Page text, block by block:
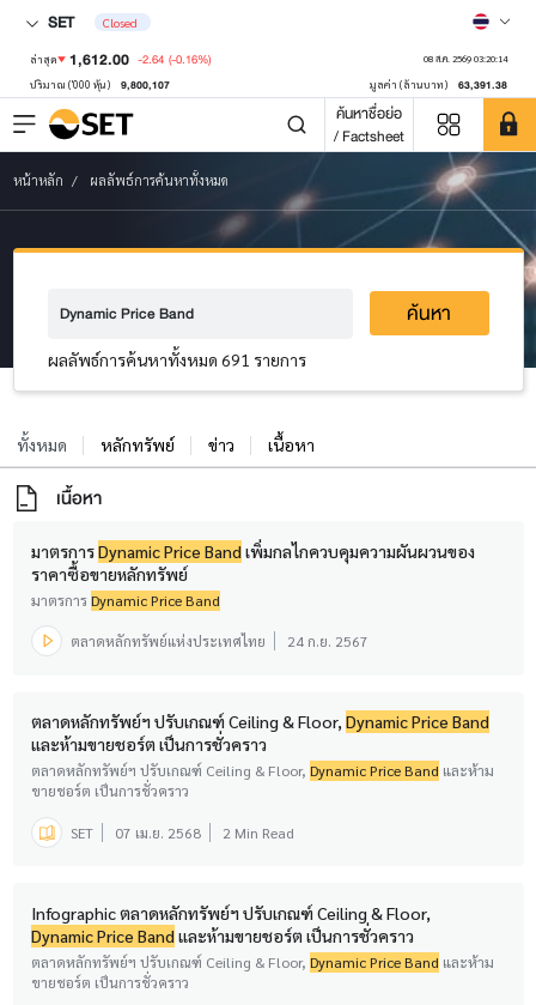
SET Closed
ล่าสุด 1,612.00 -2.64 (-0.16%) 08 ส.ค. 2569 03:20:14
ปริมาณ ('000 หุ้น) 9,800,107 มูลค่า (ล้านบาท) 63,391.38
ค้นหาชื่อย่อ
/ Factsheet
หน้าหลัก ผลลัพธ์การค้นหาทั้งหมด
ค้นหา
ผลลัพธ์การค้นหาทั้งหมด 691 รายการ
ทั้งหมด หลักทรัพย์ ข่าว เนื้อหา
เนื้อหา
มาตรการDynamic Price Band เพิ่มกลไกควบคุมความผันผวนของ
ราคาซื้อขายหลักทรัพย์
มาตรการDynamic Price Band
ตลาดหลักทรัพย์แห่งประเทศไทย 24 ก.ย. 2567
ตลาดหลักทรัพย์ฯ ปรับเกณฑ์ Ceiling & Floor,Dynamic Price Band
และห้ามขายชอร์ต เป็นการชั่วคราว
ตลาดหลักทรัพย์ฯ ปรับเกณฑ์ Ceiling & Floor,Dynamic Price Band และห้าม
ขายชอร์ต เป็นการชั่วคราว
SET 07 เม.ย. 2568 2 Min Read
Infographic ตลาดหลักทรัพย์ฯ ปรับเกณฑ์ Ceiling & Floor,
Dynamic Price Band และห้ามขายชอร์ต เป็นการชั่วคราว
ตลาดหลักทรัพย์ฯ ปรับเกณฑ์ Ceiling & Floor,Dynamic Price Band และห้าม
ขายชอร์ต เป็นการชั่วคราว